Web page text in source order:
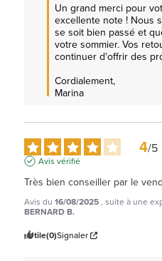
Un grand merci pour
excellente note ! Nous
se soit bien passé et
votre sommier. Vos
continuer d'offrir des
Cordialement,
Marina
4/5
Avis vérifié
Très bien conseiller par le
Avis du 16/08/2025, suite à une
BERNARD B.
Utile(0)Signaler